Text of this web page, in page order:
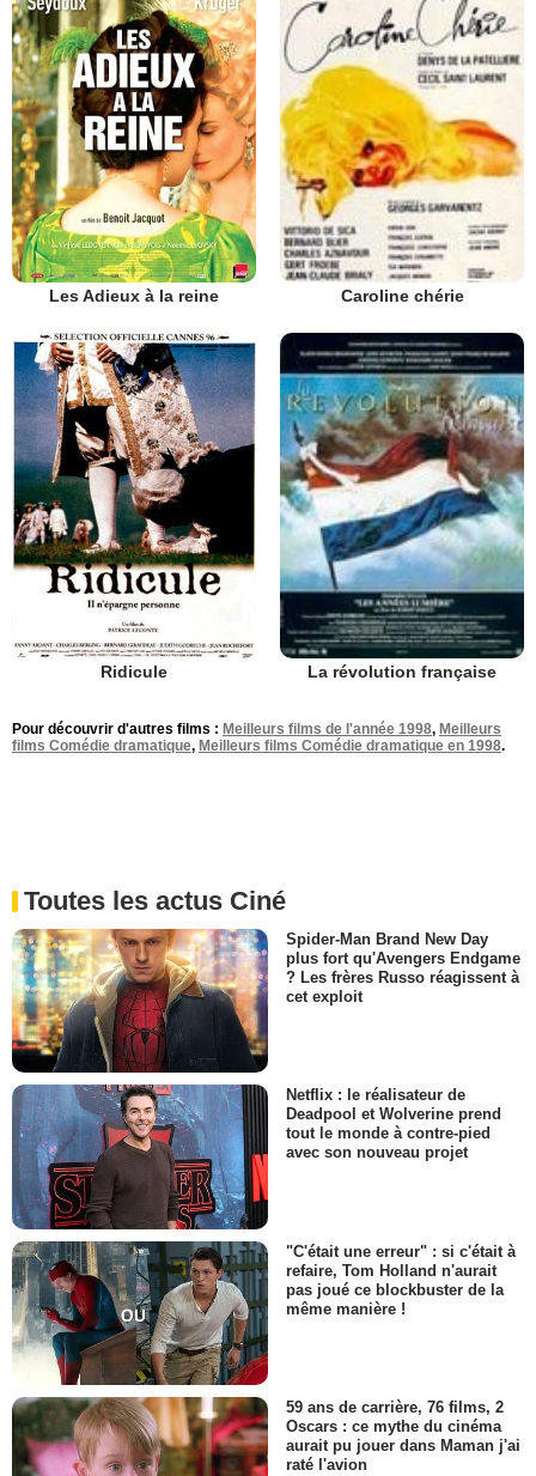
Les Adieux à la reine Caroline chérie
Ridicule La révolution française
Pour découvrir d'autres films : Meilleurs films de l'année 1998, Meilleurs
films Comédie dramatique, Meilleurs films Comédie dramatique en 1998.
Toutes les actus Ciné
Spider-Man Brand New Day
plus fort qu'Avengers Endgame
? Les frères Russo réagissent à
cet exploit
Netflix : le réalisateur de
Deadpool et Wolverine prend
tout le monde à contre-pied
avec son nouveau projet
"C'était une erreur" : si c'était à
refaire, Tom Holland n'aurait
pas joué ce blockbuster de la
même manière !
59 ans de carrière, 76 films, 2
Oscars : ce mythe du cinéma
aurait pu jouer dans Maman j'ai
raté l'avion